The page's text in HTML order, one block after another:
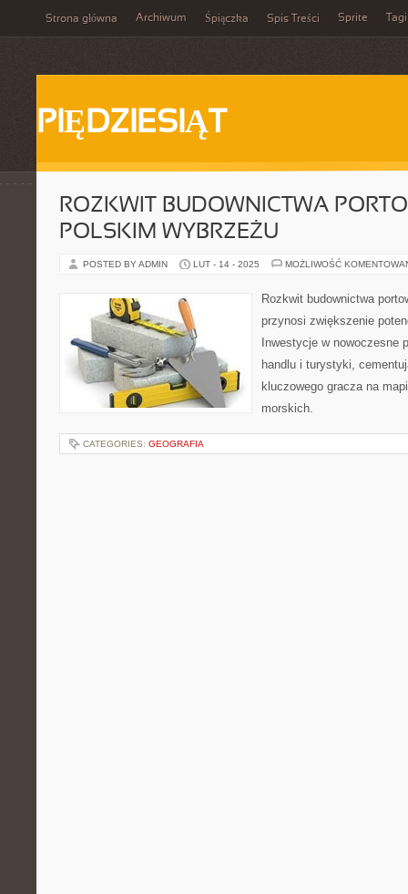
Strona główna Archiwum Śpiączka Spis Treści Sprite Tagi
PIĘDZIESIĄT
ROZKWIT BUDOWNICTWA
POLSKIM WYBRZEŻU
POSTED BY ADMIN LUT - 14 - 2025 MOŻLIWOŚĆ
Rozkwit budownictwa
przynosi zwiększenie
Inwestycje w nowoczesne
handlu i turystyki,
kluczowego gracza na
morskich.
CATEGORIES: GEOGRAFIA